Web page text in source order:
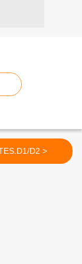
SAINTES.D1/D2 >